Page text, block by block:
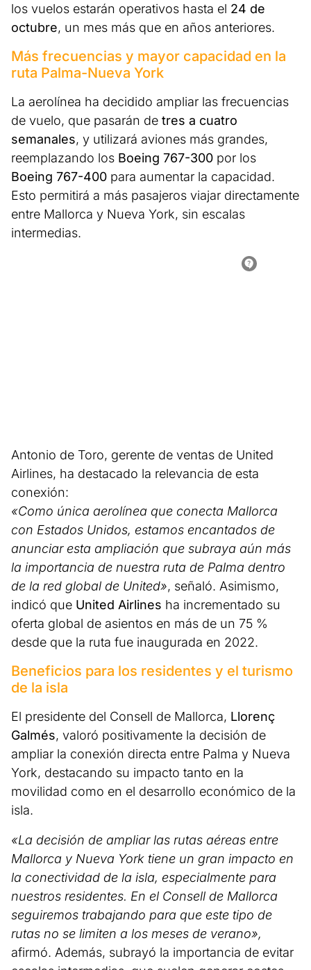
los vuelos estarán operativos hasta el 24 de
octubre, un mes más que en años anteriores.
Más frecuencias y mayor capacidad en la
ruta Palma-Nueva York
La aerolínea ha decidido ampliar las frecuencias
de vuelo, que pasarán de tres a cuatro
semanales, y utilizará aviones más grandes,
reemplazando los Boeing 767-300 por los
Boeing 767-400 para aumentar la capacidad.
Esto permitirá a más pasajeros viajar directamente
entre Mallorca y Nueva York, sin escalas
intermedias.
Antonio de Toro, gerente de ventas de United
Airlines, ha destacado la relevancia de esta
conexión:
«Como única aerolínea que conecta Mallorca
con Estados Unidos, estamos encantados de
anunciar esta ampliación que subraya aún más
la importancia de nuestra ruta de Palma dentro
de la red global de United», señaló. Asimismo,
indicó que United Airlines ha incrementado su
oferta global de asientos en más de un 75 %
desde que la ruta fue inaugurada en 2022.
Beneficios para los residentes y el turismo
de la isla
El presidente del Consell de Mallorca, Llorenç
Galmés, valoró positivamente la decisión de
ampliar la conexión directa entre Palma y Nueva
York, destacando su impacto tanto en la
movilidad como en el desarrollo económico de la
isla.
«La decisión de ampliar las rutas aéreas entre
Mallorca y Nueva York tiene un gran impacto en
la conectividad de la isla, especialmente para
nuestros residentes. En el Consell de Mallorca
seguiremos trabajando para que este tipo de
rutas no se limiten a los meses de verano»,
afirmó. Además, subrayó la importancia de evitar